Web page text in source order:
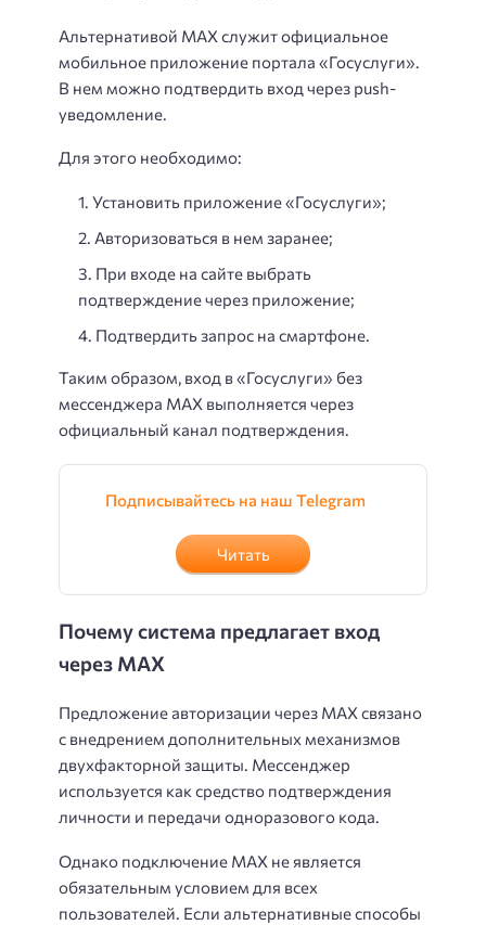
Альтернативой MAX служит официальное
мобильное приложение портала «Госуслуги».
В нем можно подтвердить вход через push-
уведомление.
Для этого необходимо:
Установить приложение «Госуслуги»;
Авторизоваться в нем заранее;
При входе на сайте выбрать
подтверждение через приложение;
Подтвердить запрос на смартфоне.
Таким образом, вход в «Госуслуги» без
мессенджера MAX выполняется через
официальный канал подтверждения.
Подписывайтесь на наш Telegram
Читать
Почему система предлагает вход
через MAX
Предложение авторизации через MAX связано
с внедрением дополнительных механизмов
двухфакторной защиты. Мессенджер
используется как средство подтверждения
личности и передачи одноразового кода.
Однако подключение MAX не является
обязательным условием для всех
пользователей. Если альтернативные способы